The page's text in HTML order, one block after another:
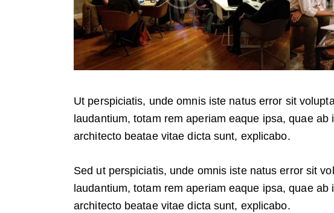
Ut perspiciatis, unde omnis iste natus error sit
laudantium, totam rem aperiam eaque ipsa, quae ab
architecto beatae vitae dicta sunt, explicabo.
Sed ut perspiciatis, unde omnis iste natus error sit
laudantium, totam rem aperiam eaque ipsa, quae
architecto beatae vitae dicta sunt, explicabo.